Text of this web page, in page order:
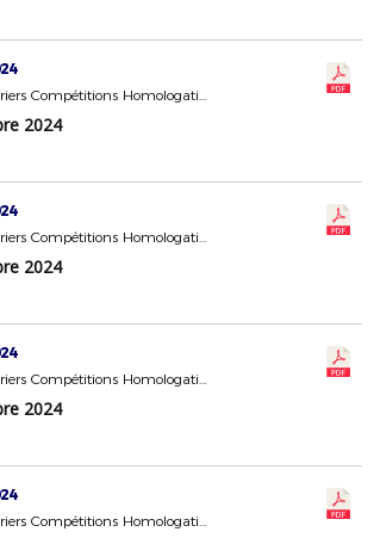
Commission Calendriers Compétitions Homologation
2024
Commission Calendriers Compétitions Homologation
2024
Commission Calendriers Compétitions Homologation
2024
Commission Calendriers Compétitions Homologation